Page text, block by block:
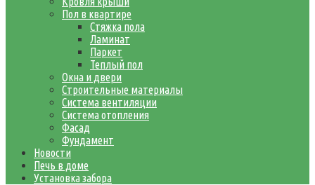
Пол в квартире
Стяжка пола
Ламинат
Паркет
Теплый пол
Окна и двери
Строительные материалы
Система вентиляции
Система отопления
Фасад
Фундамент
Новости
Печь в доме
Установка забора